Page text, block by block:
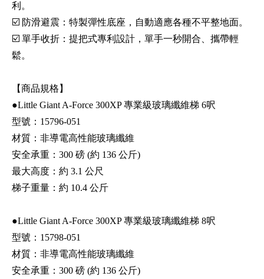
利。
☑️ 防滑避震：特製彈性底座，自動適應各種不平整地面。
☑️ 單手收折：提把式專利設計，單手一秒開合、攜帶輕
鬆。
【商品規格】
●Little Giant A-Force 300XP 專業級玻璃纖維梯 6呎
型號：15796-051
材質：非導電高性能玻璃纖維
安全承重：300 磅 (約 136 公斤)
最大高度：約 3.1 公尺
梯子重量：約 10.4 公斤
●Little Giant A-Force 300XP 專業級玻璃纖維梯 8呎
型號：15798-051
材質：非導電高性能玻璃纖維
安全承重：300 磅 (約 136 公斤)